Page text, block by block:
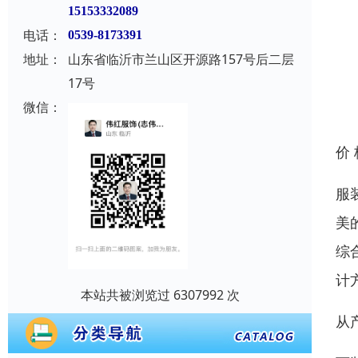
15153332089
电话： 0539-8173391
地址：
山东省临沂市兰山区开源路157号后二层
17号
微信：
本站共被浏览过 6307992 次
价
服
美
综
计
从